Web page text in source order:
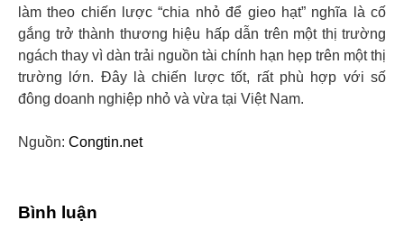
làm theo chiến lược “chia nhỏ để gieo hạt” nghĩa là cố
gắng trở thành thương hiệu hấp dẫn trên một thị trường
ngách thay vì dàn trải nguồn tài chính hạn hẹp trên một thị
trường lớn. Đây là chiến lược tốt, rất phù hợp với số
đông doanh nghiệp nhỏ và vừa tại Việt Nam.
Nguồn: Congtin.net
Bình luận